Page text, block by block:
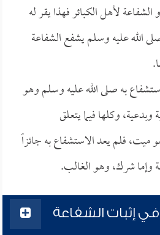
لأهل الكبائر فهذا يقر له
الله عليه وسلم يشفع الشفاعة
به صلى الله عليه وسلم وهو
وكلها فيما يتعلق
ميت، فلم يعد الاستشفاع به جائزاً
وإما شرك، وهو الغالب.
إثبات الشفاعة